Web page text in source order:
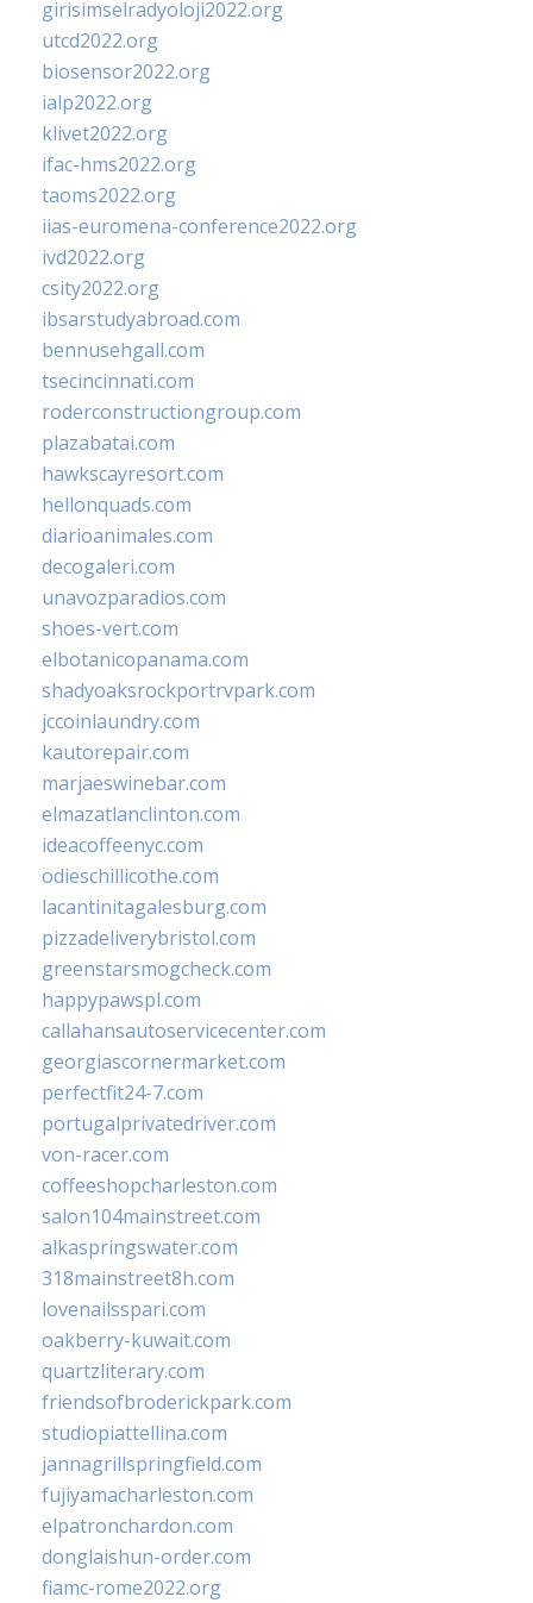
girisimselradyoloji2022.org
utcd2022.org
biosensor2022.org
ialp2022.org
klivet2022.org
ifac-hms2022.org
taoms2022.org
iias-euromena-conference2022.org
ivd2022.org
csity2022.org
ibsarstudyabroad.com
bennusehgall.com
tsecincinnati.com
roderconstructiongroup.com
plazabatai.com
hawkscayresort.com
hellonquads.com
diarioanimales.com
decogaleri.com
unavozparadios.com
shoes-vert.com
elbotanicopanama.com
shadyoaksrockportrvpark.com
jccoinlaundry.com
kautorepair.com
marjaeswinebar.com
elmazatlanclinton.com
ideacoffeenyc.com
odieschillicothe.com
lacantinitagalesburg.com
pizzadeliverybristol.com
greenstarsmogcheck.com
happypawspl.com
callahansautoservicecenter.com
georgiascornermarket.com
perfectfit24-7.com
portugalprivatedriver.com
von-racer.com
coffeeshopcharleston.com
salon104mainstreet.com
alkaspringswater.com
318mainstreet8h.com
lovenailsspari.com
oakberry-kuwait.com
quartzliterary.com
friendsofbroderickpark.com
studiopiattellina.com
jannagrillspringfield.com
fujiyamacharleston.com
elpatronchardon.com
donglaishun-order.com
fiamc-rome2022.org